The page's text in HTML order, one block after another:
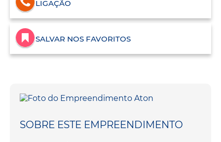
LIGAÇÃO
SALVAR NOS FAVORITOS
SOBRE ESTE EMPREENDIMENTO